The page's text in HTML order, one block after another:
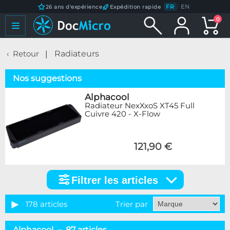
26 ans d'expérience Expédition rapide FR / EN
0
Retour Radiateurs
Nos suggestions
Alphacool
Radiateur NexXxoS XT45 Full
Cuivre 420 - X-Flow
121,90 €
articles
Catégorie
Filtrer les articles
178 articles Trier par